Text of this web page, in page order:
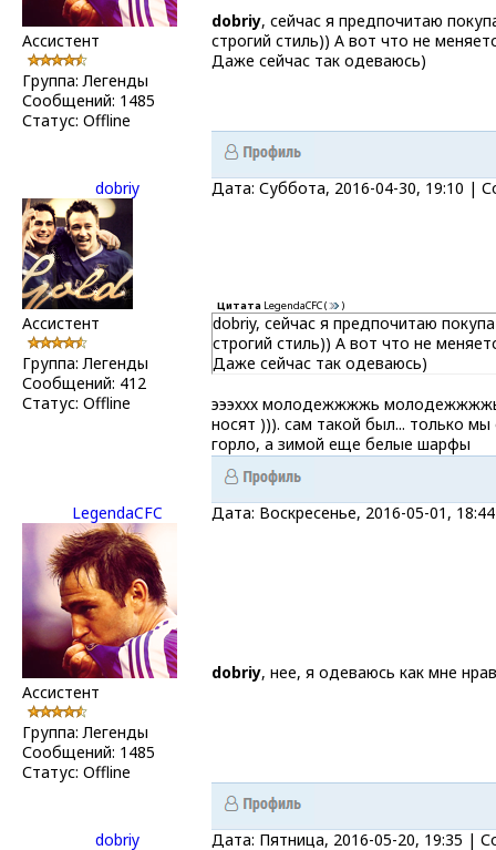
Ассистент
Группа: Легенды
Сообщений: 1485
Статус: Offline
dobriy, сейчас я предпочитаю
строгий стиль)) А вот что не
Даже сейчас так одеваюсь)
dobriy Дата: Суббота, 2016-04-30, 19:10 |
Ассистент
Группа: Легенды
Сообщений: 412
Статус: Offline
Цитата LegendaCFC( )
dobriy, сейчас я предпочитаю
строгий стиль)) А вот что не
Даже сейчас так одеваюсь)
эээххх молодежжжжь
носят ))). сам такой был... только
горло, а зимой еще белые шарфы
LegendaCFC Дата: Воскресенье, 2016-05-01,
Ассистент
Группа: Легенды
Сообщений: 1485
Статус: Offline
dobriy, нее, я одеваюсь как мне
dobriy Дата: Пятница, 2016-05-20, 19:35 |